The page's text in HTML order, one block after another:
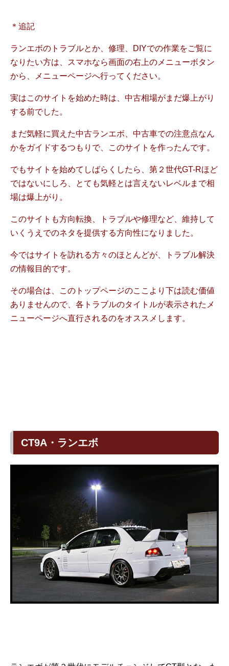
＊追記
ランエボのトラブルとか、修理、DIYでの作業をご覧に
なりたい方は、スマホなら画面の右上のメニューボタン
から、メニューページへ行ってください。
実はこのサイトを始めた時は、中古相場がまだ爆上がり
する前でした。
まだ気軽に買えた中古ランエボ、中古車での注意点なん
かをガイドするつもりで、このサイトを作ったんです。
でもサイトを始めてしばらくしたら、第２世代GT-Rほど
ではないにしろ、とても気軽とは言えないレベルまで相
場は爆上がり。
このサイトも方向転換、トラブルや修理など、維持して
いくうえでのネタを提供する方向性になりました。
今ではサイトを訪れる方々のほとんどが、トラブル解決
の情報目的です。
その場合は、このトップページのここより下は読む価値
ありませんので、各トラブルのタイトルが表示されたメ
ニューページへ直行されるのをオススメします。
CT9A・ランエボ